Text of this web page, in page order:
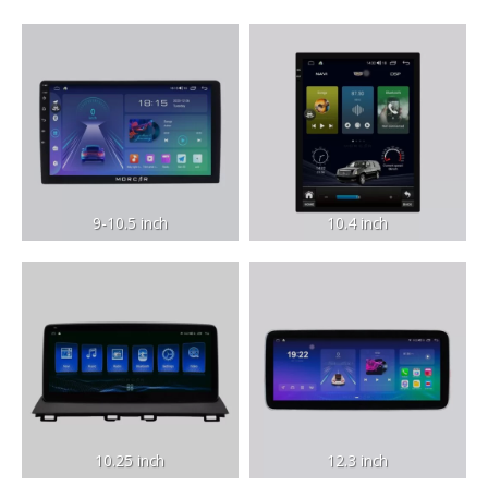
9-10.5 inch 10.4 inch
10.25 inch 12.3 inch